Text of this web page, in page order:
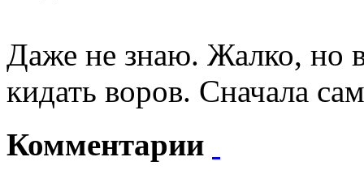
Даже не знаю. Жалко, но
кидать воров. Сначала
Комментарии